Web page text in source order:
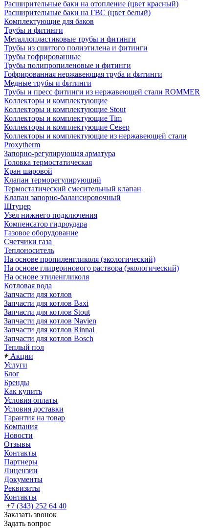
Расширительные баки на отопление (цвет красный)
Расширительные баки на ГВС (цвет белый)
Комплектующие для баков
Трубы и фитинги
Металлопластиковые трубы и фитинги
Трубы из сшитого полиэтилена и фитинги
Трубы гофрированные
Трубы полипропиленовые и фитинги
Гофрированная нержавеющая труба и фитинги
Медные трубы и фитинги
Трубы и пресс фитинги из нержавеющей стали ROMMER
Коллекторы и комплектующие
Коллекторы и комплектующие Stout
Коллекторы и комплектующие Tim
Коллекторы и комплектующие Север
Коллекторы и комплектующие из нержавеющей стали
Proxytherm
Запорно-регулирующая арматура
Головка термостатическая
Кран шаровой
Клапан терморегулирующий
Термостатический смесительный клапан
Клапан запорно-балансировочный
Штуцер
Узел нижнего подключения
Компенсатор гидроудара
Газовое оборудование
Счетчики газа
Теплоноситель
На основе пропиленгликоля (экологический)
На основе глицеринового раствора (экологический)
На основе этиленгликоля
Котловая вода
Запчасти для котлов
Запчасти для котлов Baxi
Запчасти для котлов Stout
Запчасти для котлов Navien
Запчасти для котлов Rinnai
Запчасти для котлов Bosch
Теплый пол
Акции
Услуги
Блог
Бренды
Как купить
Условия оплаты
Условия доставки
Гарантия на товар
Компания
Новости
Отзывы
Контакты
Партнеры
Лицензии
Документы
Реквизиты
Контакты
+7 (343) 252 64 40
Заказать звонок
Задать вопрос